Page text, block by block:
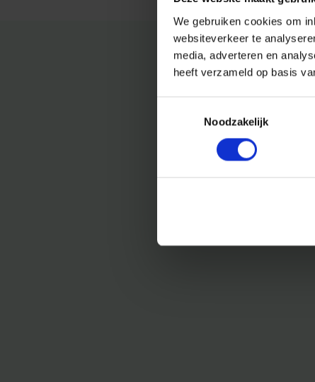
We gebruiken cookies om
websiteverkeer te
media, adverteren en
heeft verzameld op basis
Noodzakelijk